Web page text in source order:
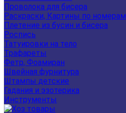
Проволока для бисера
Раскраски, Картины по номерам
Плетение из бусин и бисера
Роспись
Татуировки на тело
Трафареты
Фетр, Фоамиран
Швейная фурнитура
Штампы детские
Гадания и эзотерика
Инструменты